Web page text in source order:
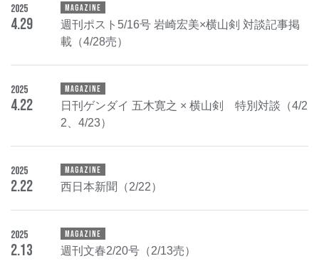
2025
4.29
MAGAZINE
週刊ポスト5/16号 岩崎宏美×横山剣 対談記事掲
載（4/28売）
2025
4.22
MAGAZINE
日刊ゲンダイ 五木寛之 × 横山剣 特別対談（4/2
2、4/23）
2025
2.22
MAGAZINE
西日本新聞（2/22）
2025
2.13
MAGAZINE
週刊文春2/20号（2/13売）